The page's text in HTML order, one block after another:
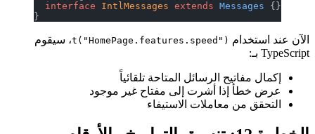
  interface
IntlMessages extends Messages {}
الآن عند استخدامt("HomePage.features.speed") ، سيقوم
TypeScript بـ:
إكمال مفاتيح الرسائل المتاحة تلقائياً
عرض خطأ إذا أشرت إلى مفتاح غير موجود
التحقق من معاملات الاستيفاء